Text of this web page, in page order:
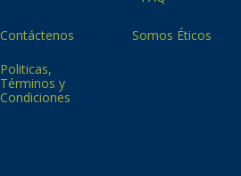
Contáctenos
Somos Éticos
Politicas,
Términos y
Condiciones